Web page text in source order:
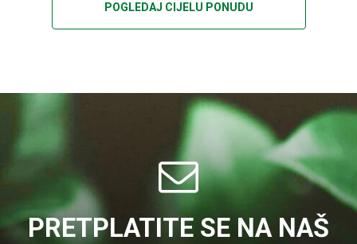
POGLEDAJ CIJELU PONUDU
PRETPLATITE SE NA NAŠ